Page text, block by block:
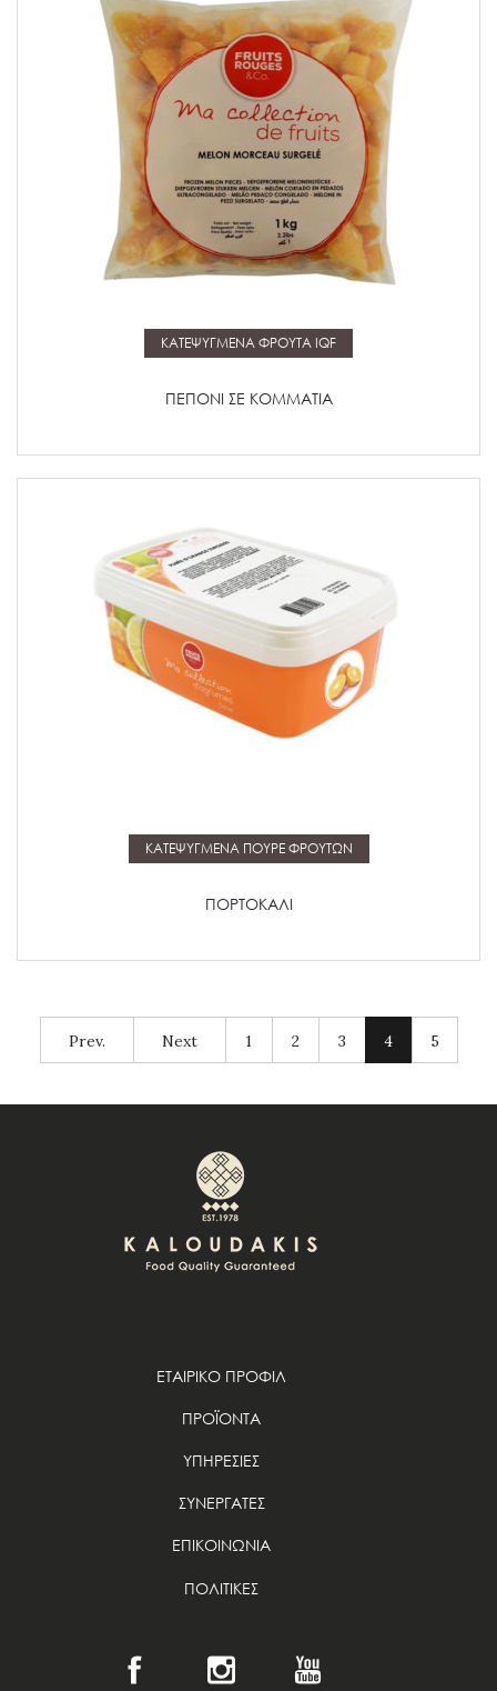
Μάθετε περισσότερα
ΚΑΤΕΨΥΓΜΕΝΑ ΦΡΟΥΤΑ IQF
ΠΕΠΟΝΙ ΣΕ ΚΟΜΜΑΤΙΑ
Μάθετε περισσότερα
ΚΑΤΕΨΥΓΜΕΝΑ ΠΟΥΡΕ ΦΡΟΥΤΩΝ
ΠΟΡΤΟΚΑΛΙ
Prev. Next 1 2 3 4 5
ΕΤΑΙΡΙΚΟ ΠΡΟΦΙΛ
ΠΡΟΪΟΝΤΑ
ΥΠΗΡΕΣΙΕΣ
ΣΥΝΕΡΓΑΤΕΣ
ΕΠΙΚΟΙΝΩΝΙΑ
ΠΟΛΙΤΙΚΕΣ